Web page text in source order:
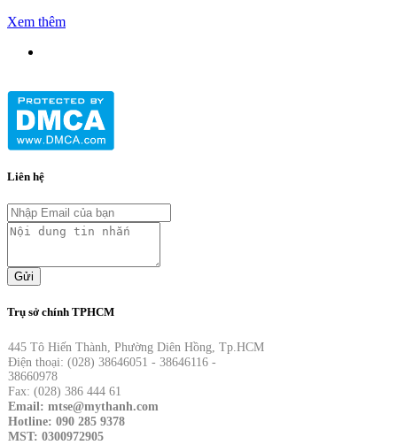
Xem thêm
Liên hệ
Gửi
Trụ sở chính TPHCM
445 Tô Hiến Thành, Phường Diên Hồng, Tp.HCM
Điện thoại: (028) 38646051 - 38646116 -
38660978
Fax: (028) 386 444 61
Email: mtse@mythanh.com
Hotline: 090 285 9378
MST: 0300972905